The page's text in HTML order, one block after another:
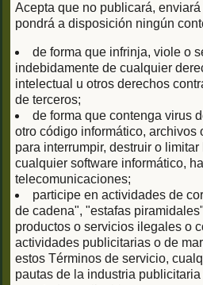
Acepta que no publicará,
pondrá a disposición ningún
de forma que infrinja, viole o
indebidamente de cualquier
intelectual u otros derechos
de terceros;
de forma que contenga virus
otro código informático, archivos
para interrumpir, destruir o
cualquier software informático,
telecomunicaciones;
participe en actividades de
de cadena", "estafas
productos o servicios ilegales o
actividades publicitarias o de
estos Términos de servicio,
pautas de la industria